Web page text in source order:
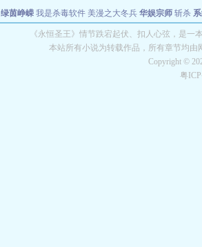
绿茵峥嵘 我是杀毒软件 美漫之大冬兵 华娱宗师 斩杀
教练万岁 都市全能巨星 绝对交易 全职武神 位面复
《永恒圣王》情节跌宕起伏、扣人心弦，是
本站所有小说为转载作品，所有章节均
Copyright ©
粤